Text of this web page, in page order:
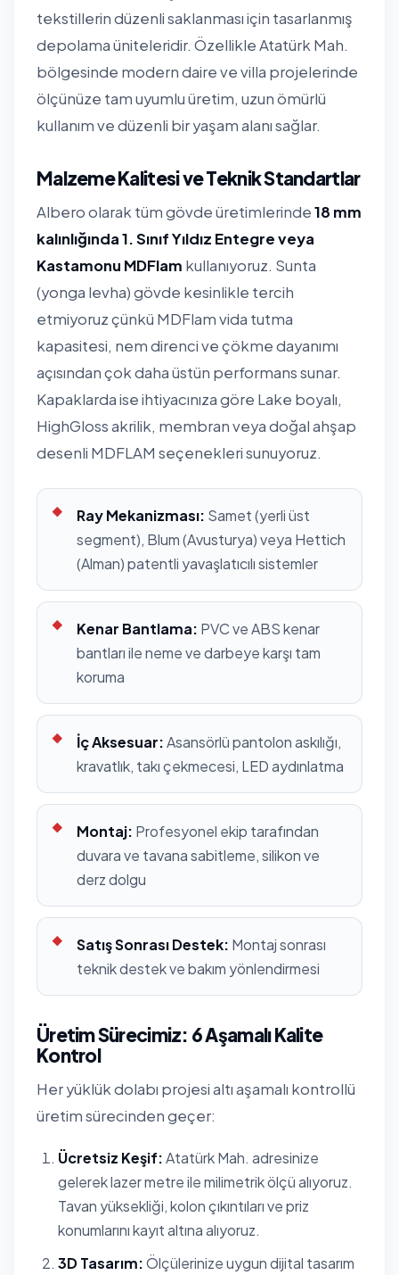
tekstillerin düzenli saklanması için tasarlanmış
depolama üniteleridir. Özellikle Atatürk Mah.
bölgesinde modern daire ve villa projelerinde
ölçünüze tam uyumlu üretim, uzun ömürlü
kullanım ve düzenli bir yaşam alanı sağlar.
Malzeme Kalitesi ve Teknik Standartlar
Albero olarak tüm gövde üretimlerinde18 mm
kalınlığında 1. Sınıf Yıldız Entegre veya
Kastamonu MDFlam kullanıyoruz. Sunta
(yonga levha) gövde kesinlikle tercih
etmiyoruz çünkü MDFlam vida tutma
kapasitesi, nem direnci ve çökme dayanımı
açısından çok daha üstün performans sunar.
Kapaklarda ise ihtiyacınıza göre Lake boyalı,
HighGloss akrilik, membran veya doğal ahşap
desenli MDFLAM seçenekleri sunuyoruz.
Ray Mekanizması: Samet (yerli üst
segment), Blum (Avusturya) veya Hettich
(Alman) patentli yavaşlatıcılı sistemler
Kenar Bantlama: PVC ve ABS kenar
bantları ile neme ve darbeye karşı tam
koruma
İç Aksesuar:Asansörlü pantolon askılığı,
kravatlık, takı çekmecesi, LED aydınlatma
Montaj: Profesyonel ekip tarafından
duvara ve tavana sabitleme, silikon ve
derz dolgu
Satış Sonrası Destek: Montaj sonrası
teknik destek ve bakım yönlendirmesi
Üretim Sürecimiz: 6 Aşamalı Kalite
Kontrol
Her yüklük dolabı projesi altı aşamalı kontrollü
üretim sürecinden geçer:
Ücretsiz Keşif:Atatürk Mah. adresinize
gelerek lazer metre ile milimetrik ölçü alıyoruz.
Tavan yüksekliği, kolon çıkıntıları ve priz
konumlarını kayıt altına alıyoruz.
3D Tasarım:Ölçülerinize uygun dijital tasarım